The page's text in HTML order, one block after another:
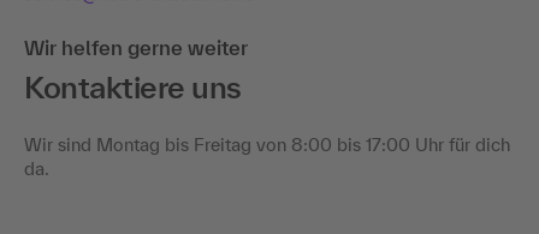
Wir helfen gerne weiter
Kontaktiere uns
Wir sind Montag bis Freitag von 8:00 bis 17:00 Uhr für dich
da.